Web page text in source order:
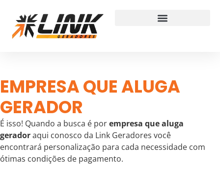
EMPRESA QUE ALUGA
GERADOR
É isso! Quando a busca é porempresa que aluga
geradoraqui conosco da Link Geradores você
encontrará personalização para cada necessidade com
ótimas condições de pagamento.